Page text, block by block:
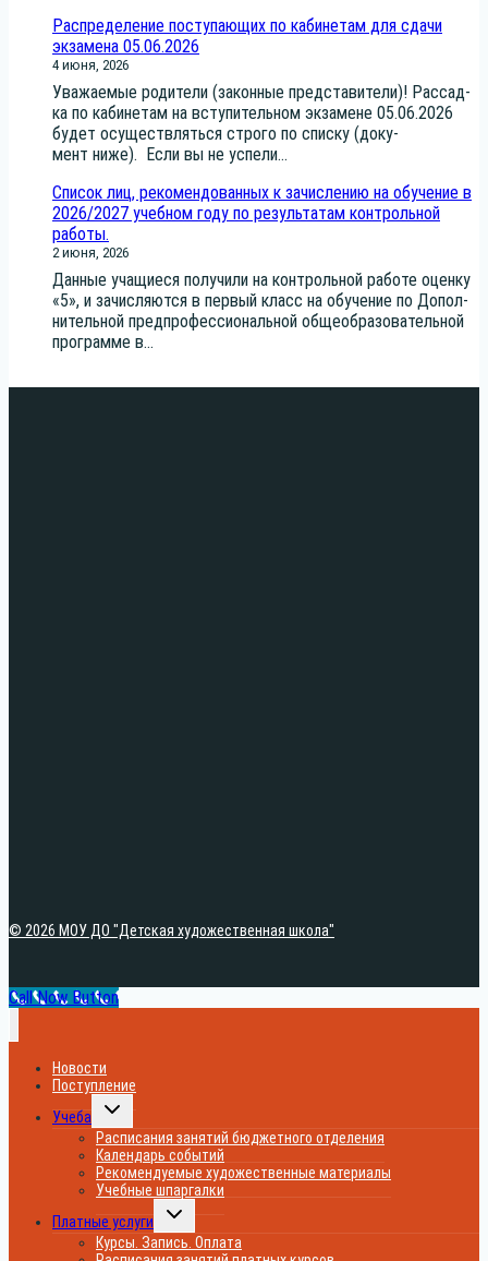
Распределение поступающих по кабинетам для сдачи
экзамена 05.06.2026
4 июня, 2026
Ува­жа­е­мые роди­те­ли (закон­ные пред­ста­ви­те­ли)! Рас­сад­
ка по каби­не­там на всту­пи­тель­ном экза­мене 05.06.2026
будет осу­ществ­лять­ся стро­го по спис­ку (доку­
мент ниже). Если вы не успе­ли...
Список лиц, рекомендованных к зачислению на обучение в
2026/2027 учебном году по результатам контрольной
работы.
2 июня, 2026
Дан­ные уча­щи­е­ся полу­чи­ли на кон­троль­ной рабо­те оцен­ку
«5», и зачис­ля­ют­ся в пер­вый класс на обу­че­ние по Допол­
ни­тель­ной пред­про­фес­си­о­наль­ной обще­об­ра­зо­ва­тель­ной
про­грам­ме в...
© 2026 МОУ ДО "Детская художественная школа"
Call Now Button
Новости
Поступление
Учеба
Переключить
меню
Расписания занятий бюджетного отделения
Календарь событий
Рекомендуемые художественные материалы
Учебные шпаргалки
Платные услуги
Переключить
меню
Курсы. Запись. Оплата